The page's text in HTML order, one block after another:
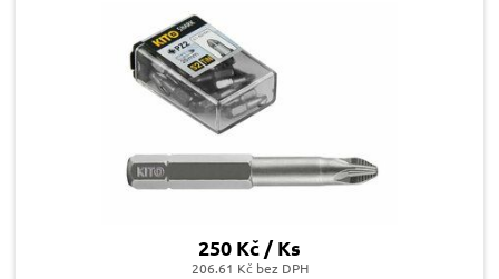
250 Kč / Ks
206.61 Kč bez DPH